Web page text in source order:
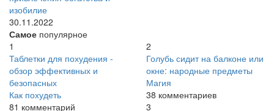
изобилие
30.11.2022
Самое популярное
1
Таблетки для похудения -
обзор эффективных и
безопасных
Как похудеть
81 комментарий
2
Голубь сидит на балконе или
окне: народные предметы
Магия
38 комментариев
3